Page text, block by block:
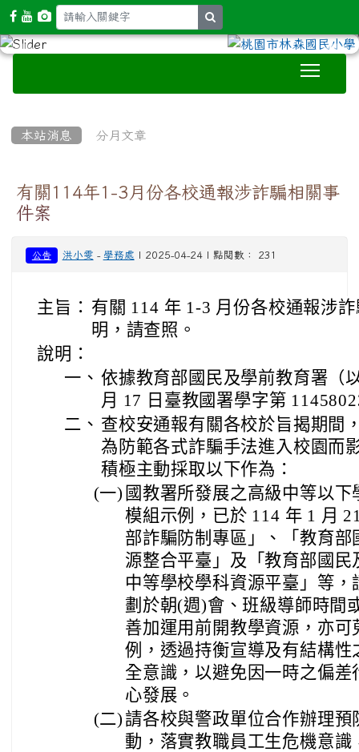
本站消息 分月文章
有關114年1-3月份各校通報涉詐騙相關事
件案
公告 洪小雯 - 學務處 | 2025-04-24 | 點閱數： 231
主旨： 有關 114 年 1-3 月份各校通報涉
明，請查照。
說明：
一、 依據教育部國民及學前教育署（
月 17 日臺教國署學字第
二、 查校安通報有關各校於旨揭期間
為防範各式詐騙手法進入校園而
積極主動採取以下作為：
(一) 國教署所發展之高級中等以
模組示例，已於 114 年 1 月
部詐騙防制專區」、「教育
源整合平臺」及「教育部國
中等學校學科資源平臺」等
劃於朝(週)會、班級導師時間
善加運用前開教學資源，亦
例，透過持衡宣導及有結構
全意識，以避免因一時之偏
心發展。
(二) 請各校與警政單位合作辦理
動，落實教職員工生危機意